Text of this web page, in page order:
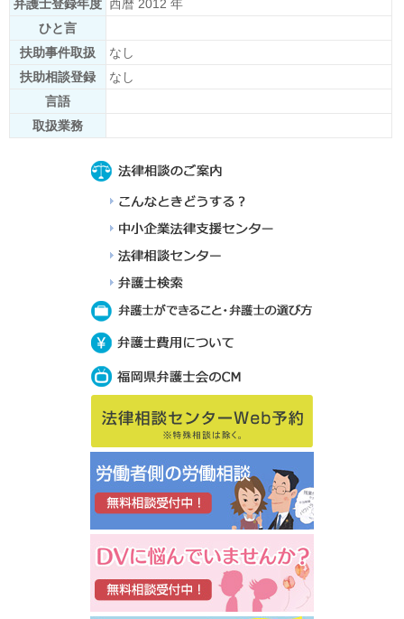
弁護士登録年度 西暦 2012 年
ひと言
扶助事件取扱
なし
扶助相談登録
なし
言語
取扱業務